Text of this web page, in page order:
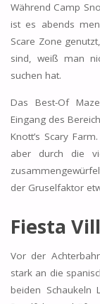
Während Camp
ist es abends
Scare Zone
sind, weiß man
suchen hat.
Das Best-Of
Eingang des
Knott’s Scary
aber durch die
der Gruselfaktor
Fiesta
Vor der
stark an die
beiden Schaukeln